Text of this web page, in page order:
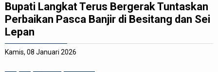
Bupati Langkat Terus Bergerak Tuntaskan
Perbaikan Pasca Banjir di Besitang dan Sei
Lepan
Kamis, 08 Januari 2026